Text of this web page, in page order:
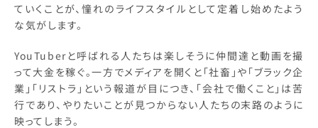
ていくことが、憧れのライフスタイルとして定着し始めたよう
な気がします。
YouTuberと呼ばれる人たちは楽しそうに仲間達と動画を撮
って大金を稼ぐ。一方でメディアを開くと「社畜」や「ブラック企
業」「リストラ」という報道が目につき、「会社で働くこと」は苦
行であり、やりたいことが見つからない人たちの末路のように
映ってしまう。